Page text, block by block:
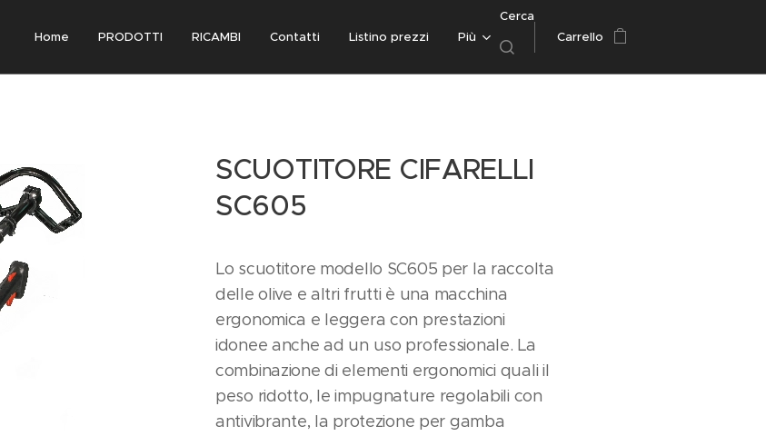
Home PRODOTTI RICAMBI Contatti Listino prezzi Più
Cerca
Carrello
SCUOTITORE CIFARELLI
SC605
Lo scuotitore modello SC605 per la raccolta
delle olive e altri frutti è una macchina
ergonomica e leggera con prestazioni
idonee anche ad un uso professionale. La
combinazione di elementi ergonomici quali il
peso ridotto, le impugnature regolabili con
antivibrante, la protezione per gamba